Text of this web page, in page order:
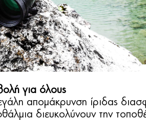
για όλους
απομάκρυνση ίριδας
διευκολύνουν την